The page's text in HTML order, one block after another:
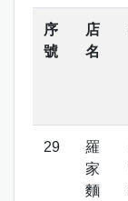
序
號
店
名
羅
家
麵